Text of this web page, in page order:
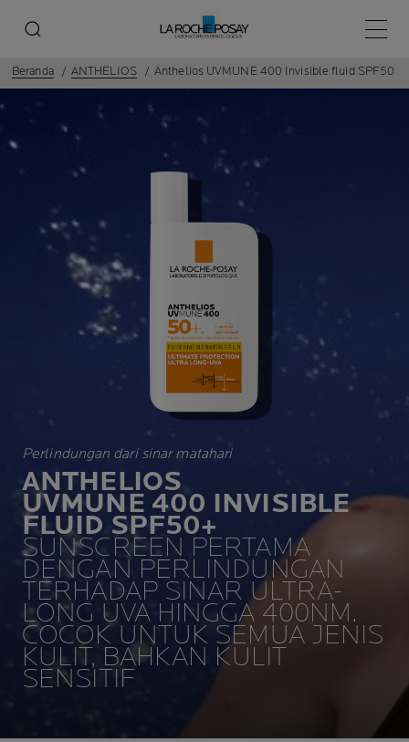
Menu
Beranda ANTHELIOS Anthelios UVMUNE 400 Invisible fluid SPF50
Perlindungan dari sinar matahari
ANTHELIOS
UVMUNE 400 INVISIBLE
FLUID SPF50+
SUNSCREEN PERTAMA
DENGAN PERLINDUNGAN
TERHADAP SINAR ULTRA-
LONG UVA HINGGA 400NM.
COCOK UNTUK SEMUA JENIS
KULIT, BAHKAN KULIT
SENSITIF